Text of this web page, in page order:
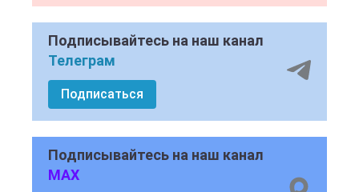
Подписывайтесь на наш канал
Телеграм
Подписаться
Подписывайтесь на наш канал
MAX